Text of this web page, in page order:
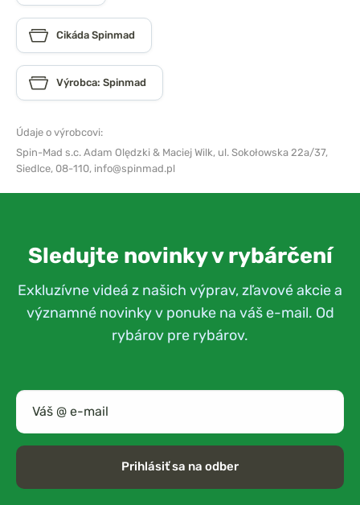
Cikáda Spinmad
Výrobca: Spinmad
Údaje o výrobcovi:
Spin-Mad s.c. Adam Olędzki & Maciej Wilk, ul. Sokołowska 22a/37,
Siedlce, 08-110, info@spinmad.pl
Sledujte novinky v rybárčení
Exkluzívne videá z našich výprav, zľavové akcie a
významné novinky v ponuke na váš e-mail. Od
rybárov pre rybárov.
Prihlásiť sa na odber